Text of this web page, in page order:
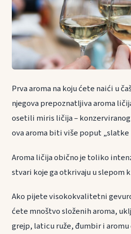
Prva aroma na koju ćete naići u
njegova prepoznatljiva aroma
osetili miris ličija – konzerviranog
ova aroma biti više poput „slatke
Aroma ličija obično je toliko
stvari koje ga otkrivaju u slepom
Ako pijete visokokvalitetni
ćete mnoštvo složenih aroma,
grejp, laticu ruže, đumbir i